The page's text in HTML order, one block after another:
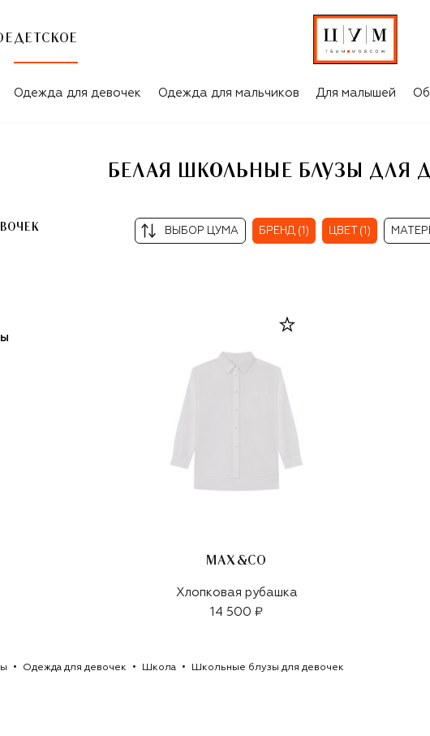
ДЕТСКОЕ
БЛУЗЫ ДЛЯ ДЕВОЧЕК MAX&CO
Одежда для девочек Одежда для мальчиков Для малышей
БЕЛАЯ ШКОЛЬНЫЕ БЛУЗЫ ДЛЯ
ВЫБОР ЦУМА БРЕНД (1) ЦВЕТ (1)
MAX&CO
Хлопковая рубашка
14 500 ₽
Одежда для девочек Школа Школьные блузы для девочек